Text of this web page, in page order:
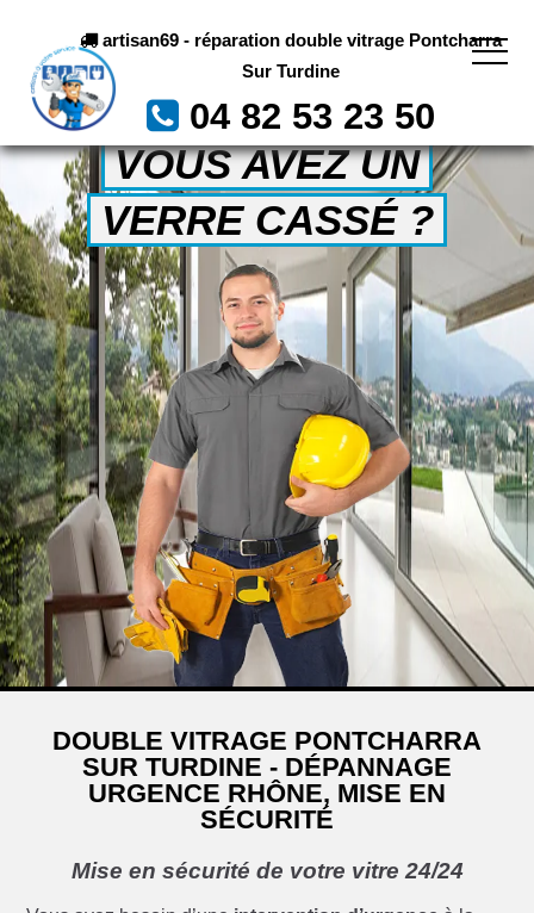
artisan69 - réparation double vitrage Pontcharra
Sur Turdine
04 82 53 23 50
VOUS AVEZ UN
VERRE CASSÉ ?
DOUBLE VITRAGE PONTCHARRA
SUR TURDINE - DÉPANNAGE
URGENCE RHÔNE, MISE EN
SÉCURITÉ
Mise en sécurité de votre vitre 24/24